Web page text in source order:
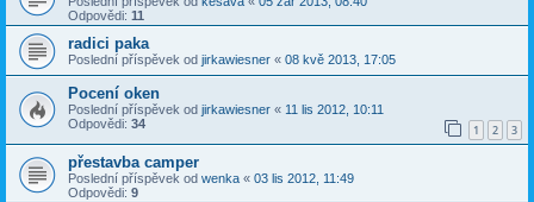
Odpovědi: 11
radici paka
Poslední příspěvek od jirkawiesner « 08 kvě 2013, 17:05
Pocení oken
Poslední příspěvek od jirkawiesner « 11 lis 2012, 10:11
Odpovědi: 34 1 2 3
přestavba camper
Poslední příspěvek od wenka « 03 lis 2012, 11:49
Odpovědi: 9